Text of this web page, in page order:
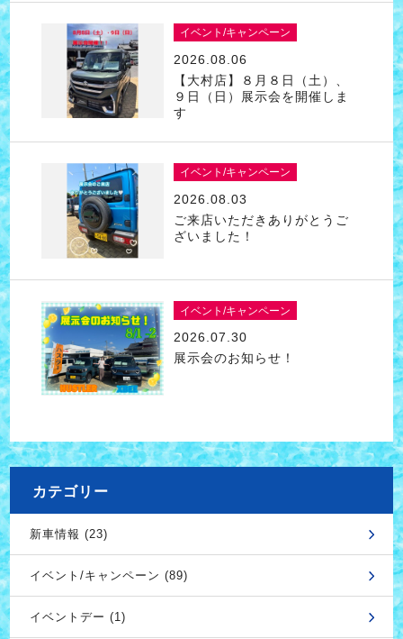
イベント/キャンペーン
2026.08.06
【大村店】８月８日（土）、
９日（日）展示会を開催しま
す
イベント/キャンペーン
2026.08.03
ご来店いただきありがとうご
ざいました！
イベント/キャンペーン
2026.07.30
展示会のお知らせ！
カテゴリー
新車情報 (23)
イベント/キャンペーン (89)
イベントデー (1)